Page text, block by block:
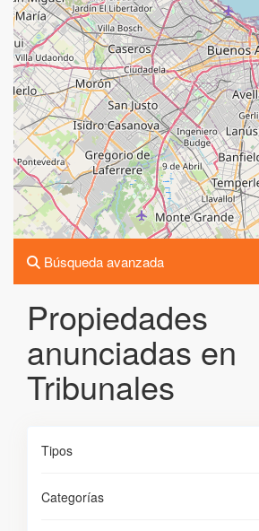
Búsqueda avanzada
Propiedades
anunciadas en
Tribunales
Tipos
Categorías